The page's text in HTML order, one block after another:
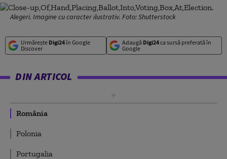
Alegeri. Imagine cu caracter ilustrativ. Foto: Shutterstock
Urmărește Digi24în Google
Discover
Adaugă Digi24ca sursă preferată în
Google
DIN ARTICOL
România
Polonia
Portugalia